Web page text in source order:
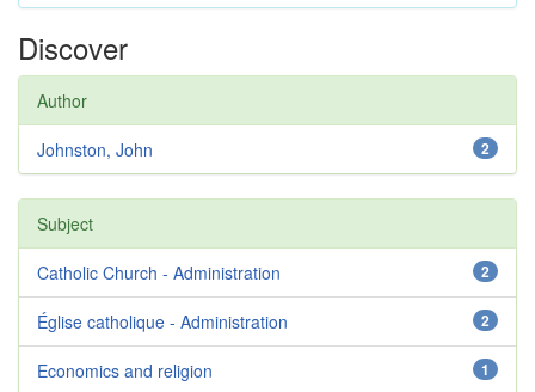
Discover
Author
2
Johnston, John
Subject
2
Catholic Church - Administration
2
Église catholique - Administration
1
Economics and religion